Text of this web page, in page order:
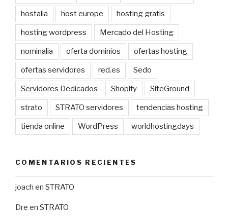
hostalia host europe hosting gratis
hosting wordpress Mercado del Hosting
nominalia oferta dominios ofertas hosting
ofertas servidores red.es Sedo
Servidores Dedicados Shopify SiteGround
strato STRATO servidores tendencias hosting
tienda online WordPress worldhostingdays
COMENTARIOS RECIENTES
joach en STRATO
Dre en STRATO